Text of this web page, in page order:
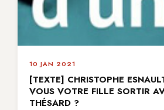
10 JAN 2021
[TEXTE] CHRISTOPHE
VOUS VOTRE FILLE SORTIR
THÉSARD ?